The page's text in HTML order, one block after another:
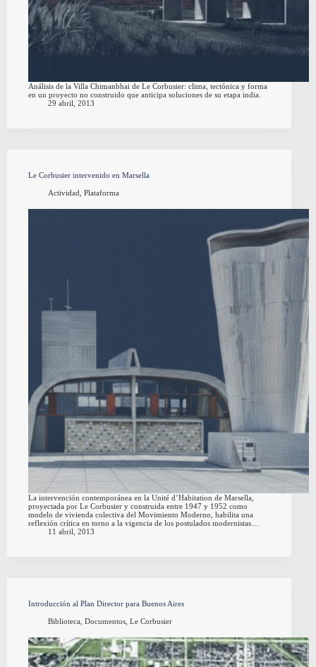
Análisis de la Villa Chimanbhai de Le Corbusier: clima, tectónica y forma
en un proyecto no construido que anticipa soluciones de su etapa india.
29 abril, 2013
Le Corbusier intervenido en Marsella
Actividad Plataforma
La intervención contemporánea en la Unité d’Habitation de Marsella,
proyectada por Le Corbusier y construida entre 1947 y 1952 como
modelo de vivienda colectiva del Movimiento Moderno, habilita una
reflexión crítica en torno a la vigencia de los postulados modernistas…
11 abril, 2013
Introducción al Plan Director para Buenos Aires
Biblioteca, Documentos, Le Corbusier